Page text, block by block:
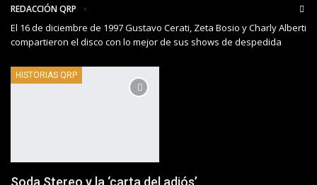
REDACCIÓN QRP
El 16 de diciembre de 1997 Gustavo Cerati, Zeta Bosio y Charly Alberti
compartieron el disco con lo mejor de sus shows de despedida
HISTORIAS QRP
Soda Stereo y la ‘carta del adiós’